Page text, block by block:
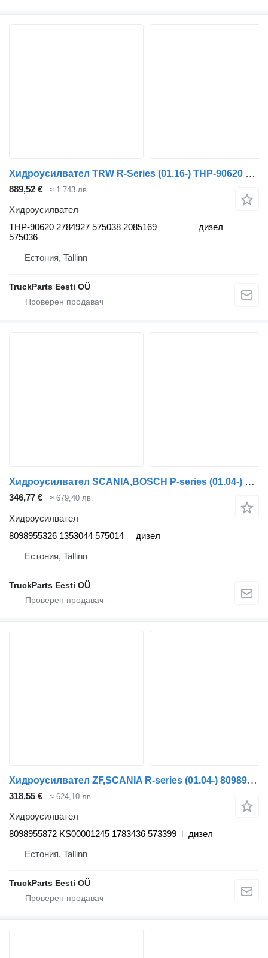
Хидроусилвател TRW R-Series (01.16-) THP-90620 за влекач Scania L,P,G,R,S-series (2016-)
889,52 € ≈ 1 743 лв.
Хидроусилвател
THP-90620 2784927 575038 2085169
575036
дизел
Естония, Tallinn
TruckParts Eesti OÜ
Хидроусилвател SCANIA,BOSCH P-series (01.04-) 8098955326 за влекач Scania P,G,R,T-series (2004-2017)
346,77 € ≈ 679,40 лв.
Хидроусилвател
8098955326 1353044 575014
дизел
Естония, Tallinn
TruckParts Eesti OÜ
Хидроусилвател ZF,SCANIA R-series (01.04-) 8098955872 за влекач Scania P,G,R,T-series (2004-2017)
318,55 € ≈ 624,10 лв.
Хидроусилвател
8098955872 KS00001245 1783436 573399
дизел
Естония, Tallinn
TruckParts Eesti OÜ